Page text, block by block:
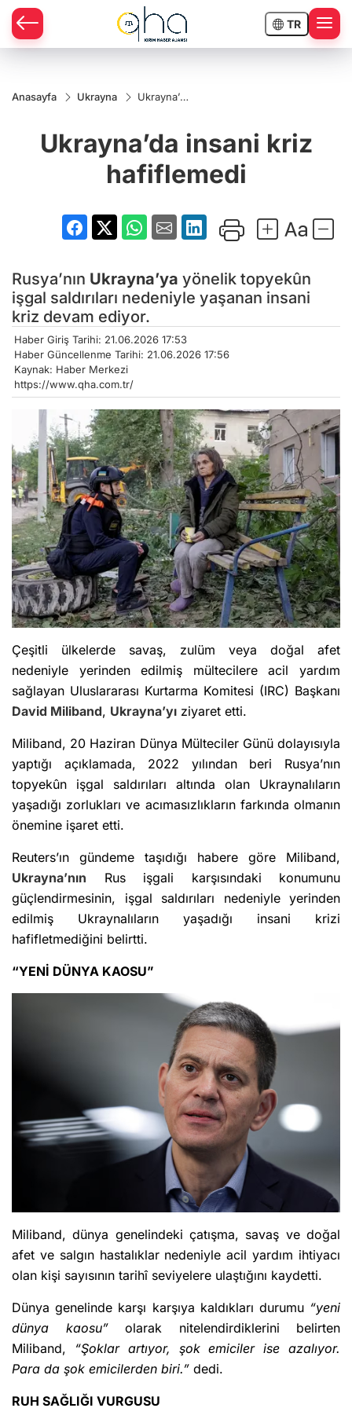
TR
Anasayfa Ukrayna
Ukrayna’da
Ukrayna’da insani kriz
hafiflemedi
Rusya’nın Ukrayna’ya yönelik topyekûn
işgal saldırıları nedeniyle yaşanan insani
kriz devam ediyor.
Haber Giriş Tarihi: 21.06.2026 17:53
Haber Güncellenme Tarihi: 21.06.2026 17:56
Kaynak: Haber Merkezi
https://www.qha.com.tr/
Çeşitli ülkelerde savaş, zulüm veya doğal afet
nedeniyle yerinden edilmiş mültecilere acil yardım
sağlayan Uluslararası Kurtarma Komitesi (IRC) Başkanı
David Miliband, Ukrayna’yı ziyaret etti.
Miliband, 20 Haziran Dünya Mülteciler Günü dolayısıyla
yaptığı açıklamada, 2022 yılından beri Rusya’nın
topyekûn işgal saldırıları altında olan Ukraynalıların
yaşadığı zorlukları ve acımasızlıkların farkında olmanın
önemine işaret etti.
Reuters’ın gündeme taşıdığı habere göre Miliband,
Ukrayna’nın Rus işgali karşısındaki konumunu
güçlendirmesinin, işgal saldırıları nedeniyle yerinden
edilmiş Ukraynalıların yaşadığı insani krizi
hafifletmediğini belirtti.
“YENİ DÜNYA KAOSU”
Miliband, dünya genelindeki çatışma, savaş ve doğal
afet ve salgın hastalıklar nedeniyle acil yardım ihtiyacı
olan kişi sayısının tarihî seviyelere ulaştığını kaydetti.
Dünya genelinde karşı karşıya kaldıkları durumu “yeni
dünya kaosu” olarak nitelendirdiklerini belirten
Miliband,
“Şoklar artıyor, şok emiciler ise azalıyor.
Para da şok emicilerden biri.” dedi.
RUH SAĞLIĞI VURGUSU